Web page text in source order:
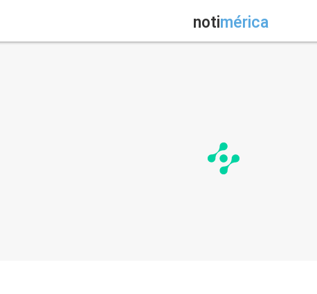
notimérica